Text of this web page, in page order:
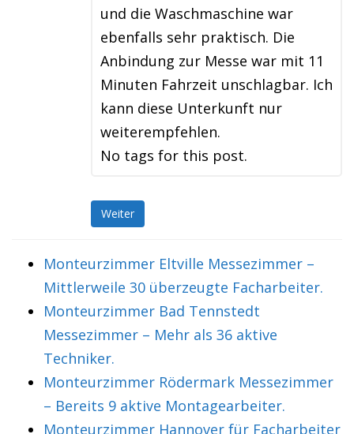
und die Waschmaschine war
ebenfalls sehr praktisch. Die
Anbindung zur Messe war mit 11
Minuten Fahrzeit unschlagbar. Ich
kann diese Unterkunft nur
weiterempfehlen.
No tags for this post.
Weiter
Monteurzimmer Eltville Messezimmer –
Mittlerweile 30 überzeugte Facharbeiter.
Monteurzimmer Bad Tennstedt
Messezimmer – Mehr als 36 aktive
Techniker.
Monteurzimmer Rödermark Messezimmer
– Bereits 9 aktive Montagearbeiter.
Monteurzimmer Hannover für Facharbeiter